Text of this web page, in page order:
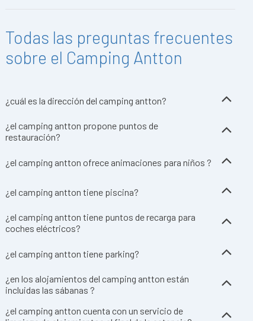
Todas las preguntas frecuentes
sobre el Camping Antton
¿cuál es la dirección del camping antton?
¿el camping antton propone puntos de
restauración?
¿el camping antton ofrece animaciones para niños ?
¿el camping antton tiene piscina?
¿el camping antton tiene puntos de recarga para
coches eléctricos?
¿el camping antton tiene parking?
¿en los alojamientos del camping antton están
incluidas las sábanas ?
¿el camping antton cuenta con un servicio de